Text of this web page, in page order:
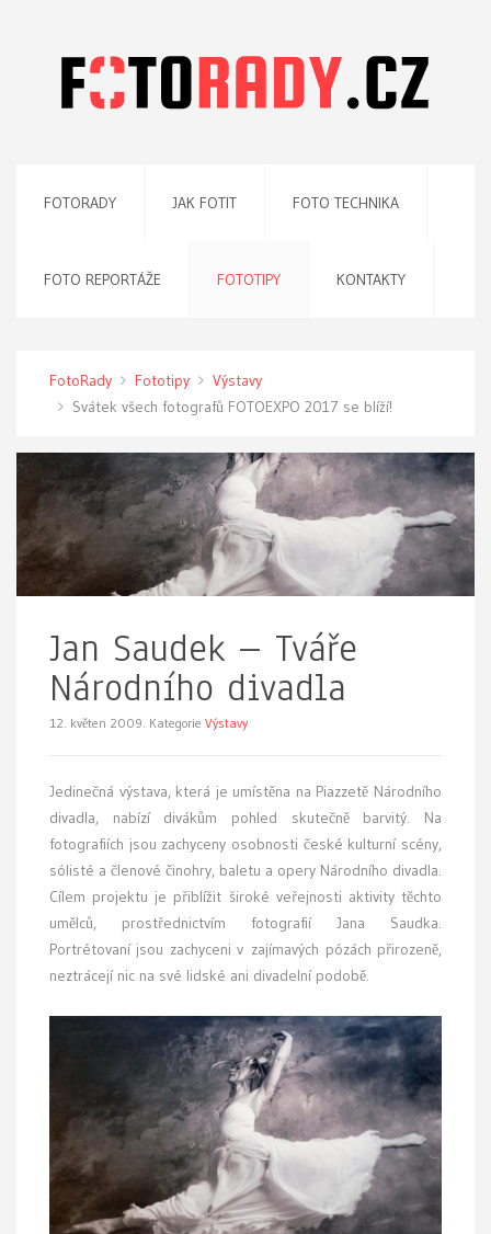
FOTORADY JAK FOTIT FOTO TECHNIKA
FOTO REPORTÁŽE FOTOTIPY KONTAKTY
FotoRady Fototipy
Výstavy
Svátek všech fotografů FOTOEXPO 2017 se blíží!
Jan Saudek – Tváře
Národního divadla
12. květen 2009. Kategorie Výstavy
Jedinečná výstava, která je umístěna na Piazzetě Národního
divadla, nabízí divákům pohled skutečně barvitý. Na
fotografiích jsou zachyceny osobnosti české kulturní scény,
sólisté a členové činohry, baletu a opery Národního divadla.
Cílem projektu je přiblížit široké veřejnosti aktivity těchto
umělců, prostřednictvím fotografií Jana Saudka.
Portrétovaní jsou zachyceni v zajímavých pózách přirozeně,
neztrácejí nic na své lidské ani divadelní podobě.